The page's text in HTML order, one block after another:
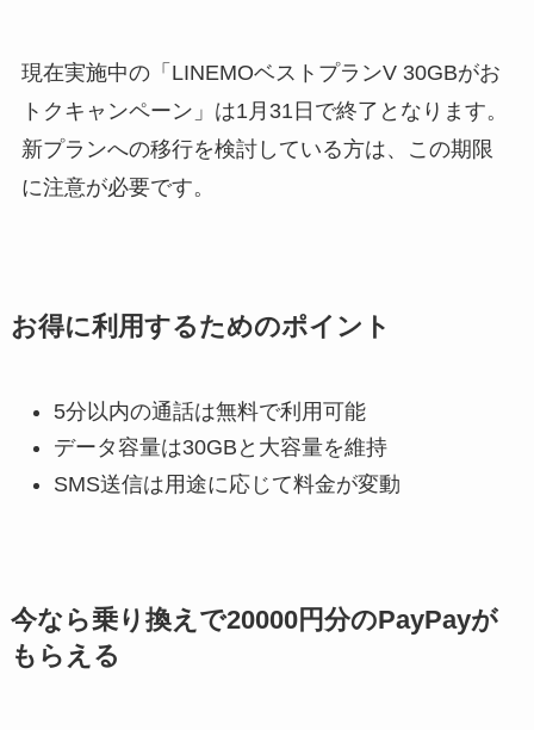
現在実施中の「LINEMOベストプランV 30GBがお
トクキャンペーン」は1月31日で終了となります。
新プランへの移行を検討している方は、この期限
に注意が必要です。
お得に利用するためのポイント
5分以内の通話は無料で利用可能
データ容量は30GBと大容量を維持
SMS送信は用途に応じて料金が変動
今なら乗り換えで20000円分のPayPayが
もらえる